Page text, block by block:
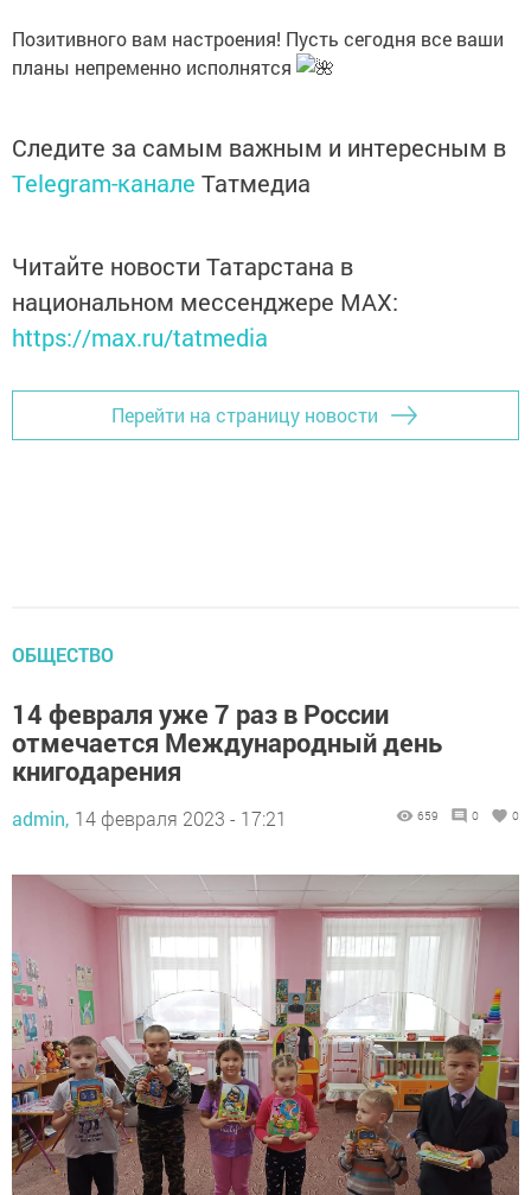
Позитивного вам настроения! Пусть сегодня все ваши
планы непременно исполнятся
Следите за самым важным и интересным в
Telegram-канале Татмедиа
Читайте новости Татарстана в
национальном мессенджере MАХ:
https://max.ru/tatmedia
Перейти на страницу новости
ОБЩЕСТВО
14 февраля уже 7 раз в России
отмечается Международный день
книгодарения
admin, 14 февраля 2023 - 17:21 659 0 0